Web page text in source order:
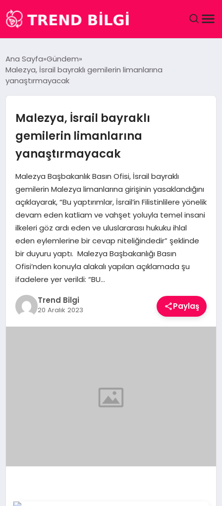
DÜNYA
MAGAZIN
SAĞLIK
SPOR
TEKNOLOJI
YAŞAM
Ana Sayfa Gündem
Malezya, İsrail bayraklı gemilerin limanlarına
yanaştırmayacak
Malezya, İsrail bayraklı
gemilerin limanlarına
yanaştırmayacak
Malezya Başbakanlık Basın Ofisi, İsrail bayraklı
gemilerin Malezya limanlarına girişinin yasaklandığını
açıklayarak, “Bu yaptırımlar, İsrail’in Filistinlilere yönelik
devam eden katliam ve vahşet yoluyla temel insani
ilkeleri göz ardı eden ve uluslararası hukuku ihlal
eden eylemlerine bir cevap niteliğindedir” şeklinde
bir duyuru yaptı. Malezya Başbakanlığı Basın
Ofisi’nden konuyla alakalı yapılan açıklamada şu
ifadelere yer verildi: “BU…
Trend Bilgi
20 Aralık 2023 Paylaş